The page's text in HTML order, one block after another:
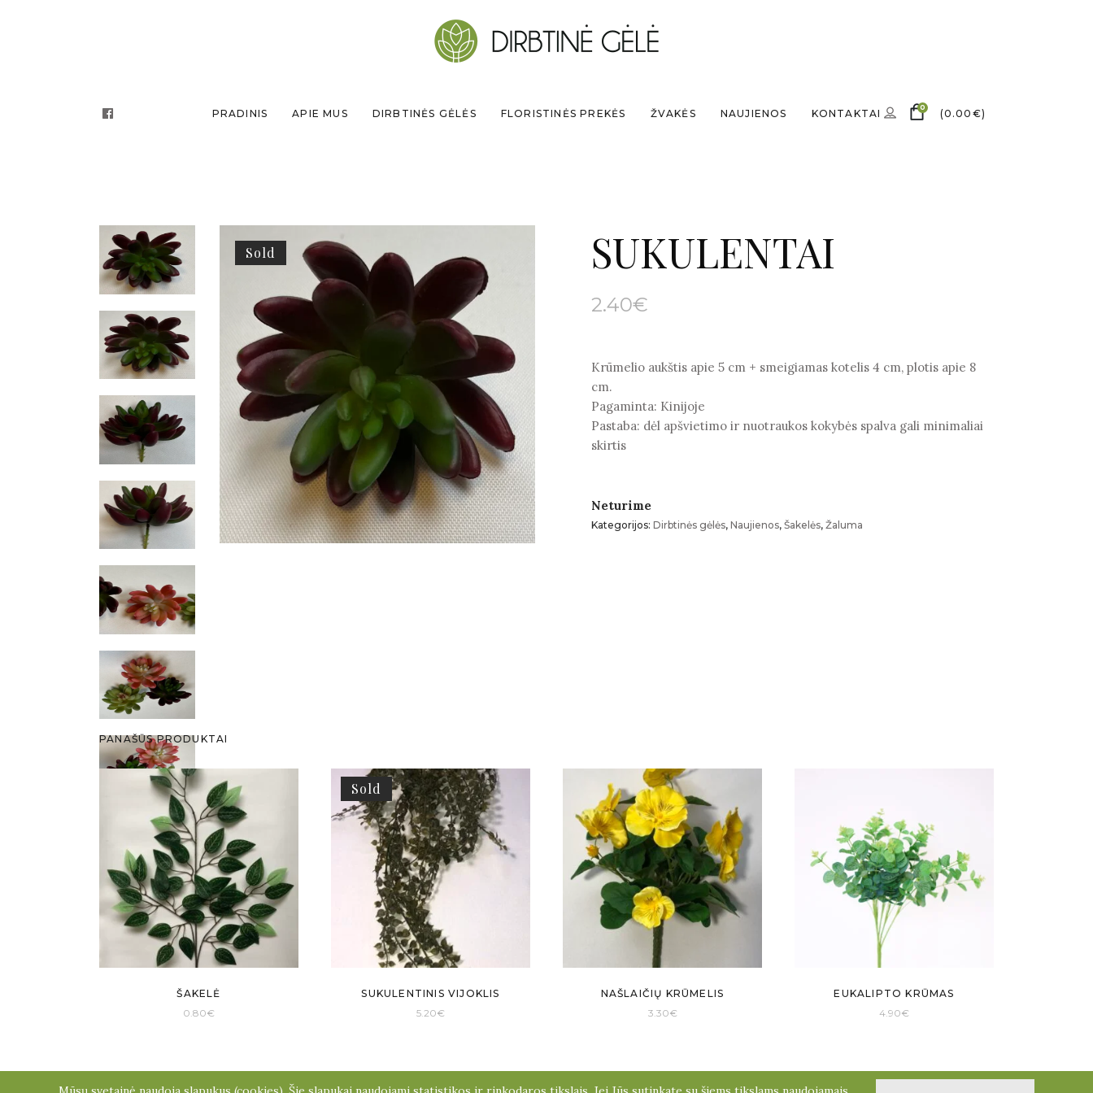
PRADINIS APIE MUS DIRBTINĖS GĖLĖS FLORISTINĖS PREKĖS ŽVAKĖS NAUJIENOS KONTAKTAI 0 (0.00 €)
Sold SUKULENTAI
2.40€
Krūmelio aukštis apie 5 cm + smeigiamas kotelis 4 cm, plotis apie 8
cm.
Pagaminta: Kinijoje
Pastaba: dėl apšvietimo ir nuotraukos kokybės spalva gali minimaliai
skirtis
Neturime
Kategorijos: Dirbtinės gėlės, Naujienos, Šakelės, Žaluma
PANAŠŪS PRODUKTAI
ŠAKELĖ
0.80€
Sold
SUKULENTINIS VIJOKLIS
5.20€
NAŠLAIČIŲ KRŪMELIS
3.30€
EUKALIPTO KRŪMAS
4.90€